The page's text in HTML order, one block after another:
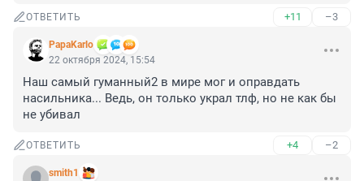
ОТВЕТИТЬ +11 –3
PapaKarlo
22 октября 2024, 15:54
Наш самый гуманный2 в мире мог и оправдать
насильника... Ведь, он только украл тлф, но не как бы
не убивал
ОТВЕТИТЬ +4 –2
smith1